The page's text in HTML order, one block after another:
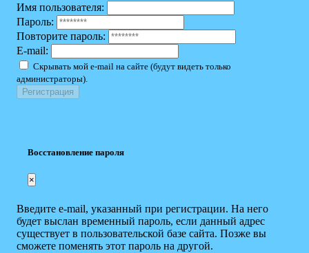
Имя пользователя:
Пароль:
Повторите пароль:
E-mail:
Скрывать мой e-mail на сайте (будут видеть только
администраторы).
Восстановление пароля
×
Введите e-mail, указанный при регистрации. На него
будет выслан временный пароль, если данный адрес
существует в пользовательской базе сайта. Позже вы
сможете поменять этот пароль на другой.